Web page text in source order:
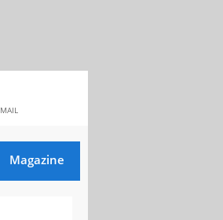
MAIL
Magazine